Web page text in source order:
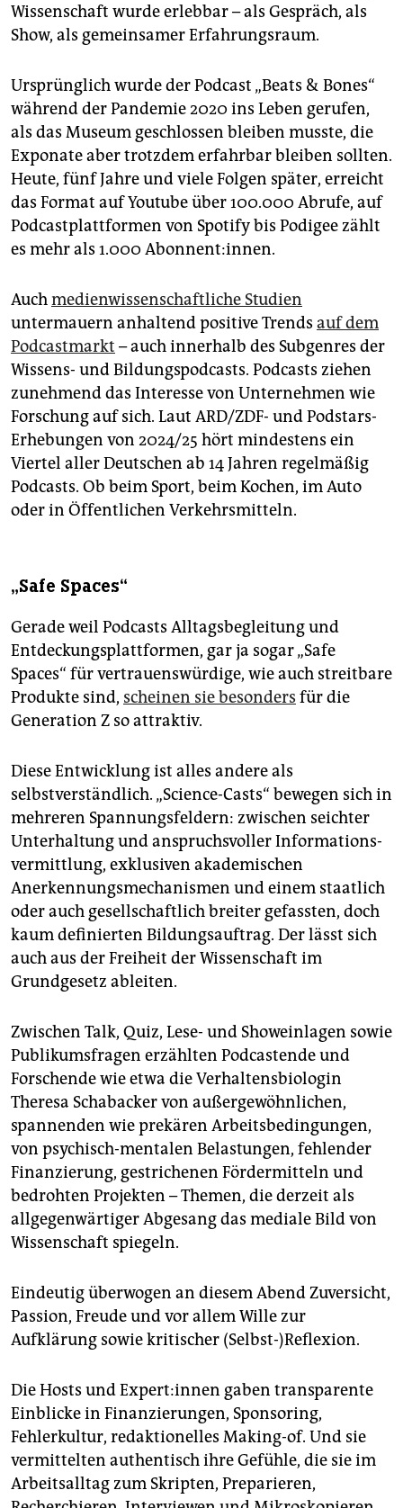
Wissenschaft wurde erlebbar – als Gespräch, als
Show, als gemeinsamer Erfahrungsraum.
Ursprünglich wurde der Pod­cast „Beats & Bones“
während der Pandemie 2020 ins Leben gerufen,
als das Museum geschlossen bleiben musste, die
Exponate aber trotzdem erfahrbar bleiben sollten.
Heute, fünf Jahre und viele Folgen später, erreicht
das Format auf Youtube über 100.000 Abrufe, auf
Podcastplattformen von Spotify bis Podigee zählt
es mehr als 1.000 Abonnent:innen.
Auchmedienwissenschaftliche Studien
untermauern anhaltend positive Trends auf dem
Podcastmarkt – auch innerhalb des Subgenres der
Wissens- und Bildungspodcasts. Pod­casts ziehen
zunehmend das Interesse von Unternehmen wie
Forschung auf sich. Laut ARD/ZDF- und Podstars-
Erhebungen von 2024/25 hört mindestens ein
Viertel aller Deutschen ab 14 Jahren regelmäßig
Podcasts. Ob beim Sport, beim Kochen, im Auto
oder in Öffentlichen Verkehrsmitteln.
„Safe Spaces“
Gerade weil Podcasts Alltagsbegleitung und
Entdeckungsplattformen, gar ja sogar „Safe
Spaces“ für vertrauenswürdige, wie auch streitbare
Produkte sind, scheinen sie besonders für die
Generation Z so attraktiv.
Diese Entwicklung ist alles andere als
selbstverständlich. „Science-Casts“ bewegen sich in
mehreren Spannungsfeldern: zwischen seichter
Unterhaltung und anspruchsvoller In­for­ma­tions­
ver­mitt­lung, exklusiven akademischen
Anerkennungsmechanismen und einem staatlich
oder auch gesellschaftlich breiter gefassten, doch
kaum definierten Bildungsauftrag. Der lässt sich
auch aus der Freiheit der Wissenschaft im
Grundgesetz ableiten.
Zwischen Talk, Quiz, Lese- und Showeinlagen sowie
Publikumsfragen erzählten Podcastende und
Forschende wie etwa die Verhaltensbiologin
Theresa Schabacker von außergewöhnlichen,
spannenden wie prekären Arbeitsbedingungen,
von psychisch-mentalen Belastungen, fehlender
Finanzierung, gestrichenen Fördermitteln und
bedrohten Projekten – Themen, die derzeit als
allgegenwärtiger Abgesang das mediale Bild von
Wissenschaft spiegeln.
Eindeutig überwogen an diesem Abend Zuversicht,
Passion, Freude und vor allem Wille zur
Aufklärung sowie kritischer (Selbst-)Reflexion.
Die Hosts und Ex­per­t:in­nen gaben transparente
Einblicke in Finanzierungen, Sponsoring,
Fehlerkultur, redaktionelles ­Making-of. Und sie
vermittelten authentisch ihre Gefühle, die sie im
Arbeitsalltag zum Skripten, Preparieren,